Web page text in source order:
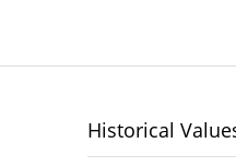
Historical